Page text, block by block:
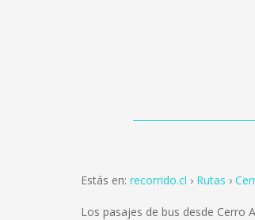
Estás en: recorrido.cl Rutas
Los pasajes de bus desde Cerro